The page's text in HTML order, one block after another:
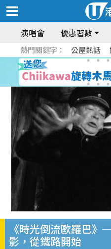
演唱會 優惠著數
熱門關鍵字： 公屋熱話
《時光倒流歐羅巴
影，從鐵路開始